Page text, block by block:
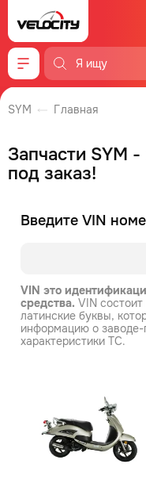
Меню
Главная
SYM
Запчасти SYM
под заказ!
Введите VIN
VIN это
средства. VIN состоит
латинские буквы,
информацию о
характеристики ТС.